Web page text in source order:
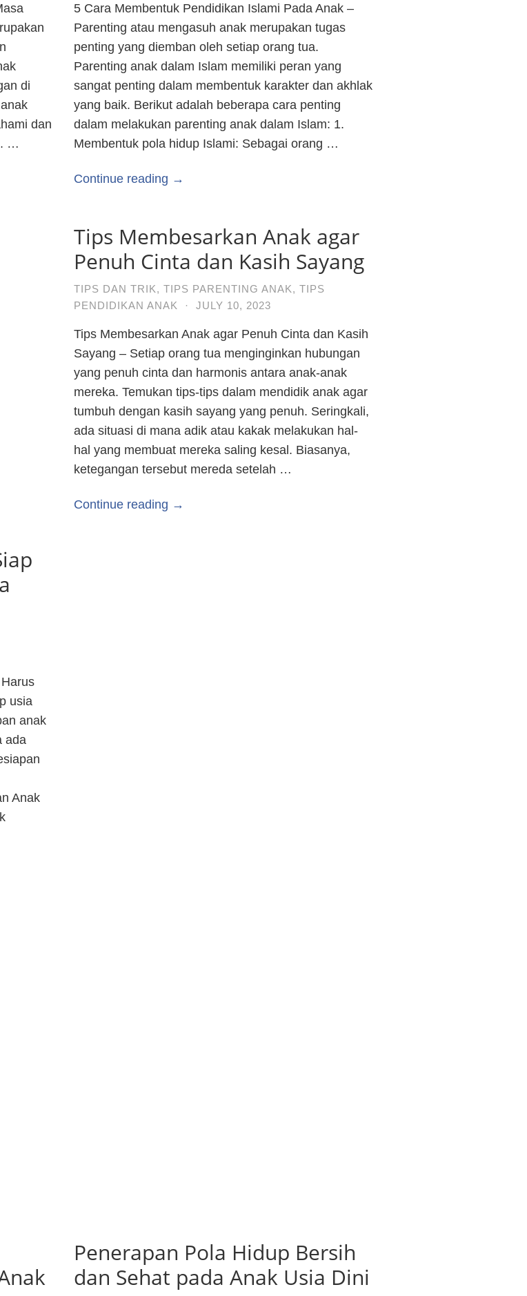
di
dan
…
5 Cara Membentuk Pendidikan Islami Pada Anak –
Parenting atau mengasuh anak merupakan tugas
penting yang diemban oleh setiap orang tua.
Parenting anak dalam Islam memiliki peran yang
sangat penting dalam membentuk karakter dan akhlak
yang baik. Berikut adalah beberapa cara penting
dalam melakukan parenting anak dalam Islam: 1.
Membentuk pola hidup Islami: Sebagai orang …
Continue reading →
usia
anak
ada
Anak
Tips Membesarkan Anak agar
Penuh Cinta dan Kasih Sayang
TIPS DAN TRIK, TIPS PARENTING ANAK, TIPS
PENDIDIKAN ANAK
· JULY 10, 2023
Tips Membesarkan Anak agar Penuh Cinta dan Kasih
Sayang – Setiap orang tua menginginkan hubungan
yang penuh cinta dan harmonis antara anak-anak
mereka. Temukan tips-tips dalam mendidik anak agar
tumbuh dengan kasih sayang yang penuh. Seringkali,
ada situasi di mana adik atau kakak melakukan hal-
hal yang membuat mereka saling kesal. Biasanya,
ketegangan tersebut mereda setelah …
Continue reading →
Penerapan Pola Hidup Bersih
dan Sehat pada Anak Usia Dini